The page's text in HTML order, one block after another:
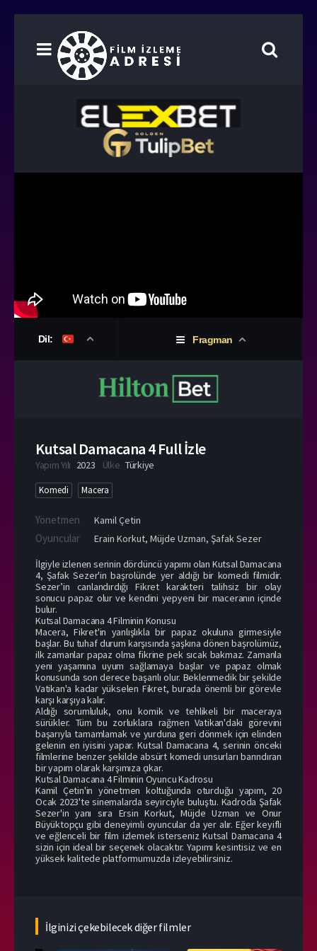
Dil: Fragman
Kutsal Damacana 4 Full İzle
Yapım Yılı 2023 Ülke Türkiye
Komedi Macera
Yönetmen Kamil Çetin
Oyuncular Erain Korkut, Müjde Uzman, Şafak Sezer
İlgiyle izlenen serinin dördüncü yapımı olan Kutsal Damacana
4, Şafak Sezer'in başrolünde yer aldığı bir komedi filmidir.
Sezer’in canlandırdığı Fikret karakteri talihsiz bir olay
sonucu papaz olur ve kendini yepyeni bir maceranın içinde
bulur.
Kutsal Damacana 4 Filminin Konusu
Macera, Fikret'in yanlışlıkla bir papaz okuluna girmesiyle
başlar. Bu tuhaf durum karşısında şaşkına dönen başrolümüz,
ilk zamanlar papaz olma fikrine pek sıcak bakmaz. Zamanla
yeni yaşamına uyum sağlamaya başlar ve papaz olmak
konusunda son derece başarılı olur. Beklenmedik bir şekilde
Vatikan'a kadar yükselen Fikret, burada önemli bir görevle
karşı karşıya kalır.
Aldığı sorumluluk, onu komik ve tehlikeli bir maceraya
sürükler. Tüm bu zorluklara rağmen Vatikan'daki görevini
başarıyla tamamlamak ve yurduna geri dönmek için elinden
gelenin en iyisini yapar. Kutsal Damacana 4, serinin önceki
filmlerine benzer şekilde absürt komedi unsurları barındıran
bir yapım olarak karşımıza çıkar.
Kutsal Damacana 4 Filminin Oyuncu Kadrosu
Kamil Çetin'in yönetmen koltuğunda oturduğu yapım, 20
Ocak 2023'te sinemalarda seyirciyle buluştu. Kadroda Şafak
Sezer'in yanı sıra Ersin Korkut, Müjde Uzman ve Onur
Büyüktopçu gibi deneyimli oyuncular da yer alır. Eğer keyifli
ve eğlenceli bir film izlemek isterseniz Kutsal Damacana 4
sizin için ideal bir seçenek olacaktır. Yapımı kesintisiz ve en
yüksek kalitede platformumuzda izleyebilirsiniz.
İlginizi çekebilecek diğer filmler